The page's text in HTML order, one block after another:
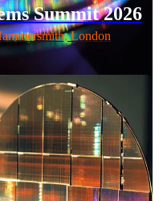
Summit 2026
London